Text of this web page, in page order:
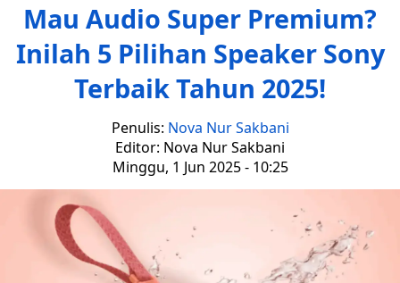
Mau Audio Super Premium?
Inilah 5 Pilihan Speaker Sony
Terbaik Tahun 2025!
Penulis: Nova Nur Sakbani
Editor: Nova Nur Sakbani
Minggu, 1 Jun 2025 - 10:25